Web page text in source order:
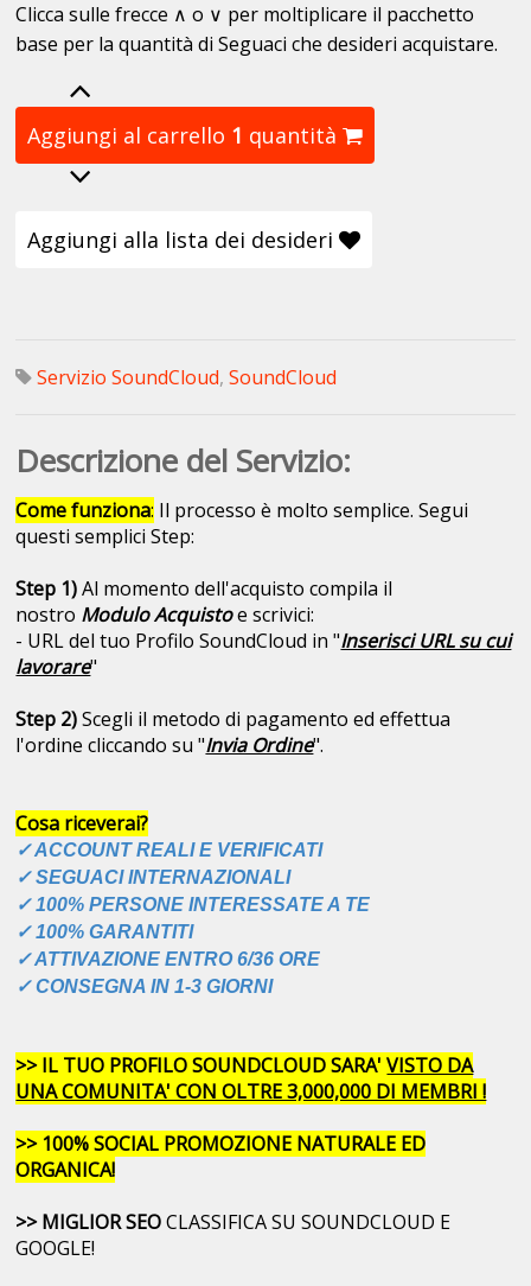
Clicca sulle frecce ∧ o ∨ per moltiplicare il pacchetto
base per la quantità di Seguaci che desideri acquistare.
Aggiungi al carrello 1 quantità
Aggiungi alla lista dei desideri
Servizio SoundCloud, SoundCloud
Descrizione del Servizio:
Come funziona: Il processo è molto semplice. Segui
questi semplici Step:
Step 1)Al momento dell'acquisto compila il
nostro Modulo Acquistoe scrivici:
- URL del tuo Profilo SoundCloud in "Inserisci URL su cui
lavorare"
Step 2)Scegli il metodo di pagamento ed effettua
l'ordine cliccando su "Invia Ordine".
Cosa riceverai?
✓ ACCOUNT REALI E VERIFICATI
✓ SEGUACI INTERNAZIONALI
✓ 100% PERSONE INTERESSATE A TE
✓ 100% GARANTITI
✓ ATTIVAZIONE ENTRO 6/36 ORE
✓ CONSEGNA IN 1-3 GIORNI
>> IL TUO PROFILO SOUNDCLOUD SARA'VISTO DA
UNA COMUNITA' CON OLTRE 3,000,000 DI MEMBRI !
>> 100% SOCIAL PROMOZIONE NATURALE ED
ORGANICA!
>> MIGLIOR SEOCLASSIFICA SU SOUNDCLOUD E
GOOGLE!